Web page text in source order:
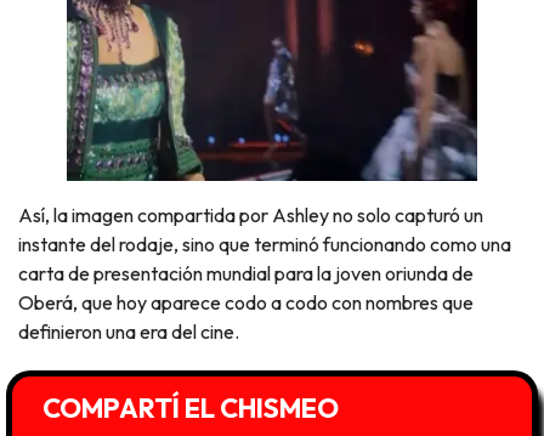
Así, la imagen compartida por Ashley no solo capturó un
instante del rodaje, sino que terminó funcionando como una
carta de presentación mundial para la joven oriunda de
Oberá, que hoy aparece codo a codo con nombres que
definieron una era del cine.
COMPARTÍ EL CHISMEO